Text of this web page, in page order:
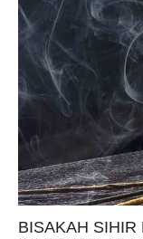
BISAKAH SIHIR